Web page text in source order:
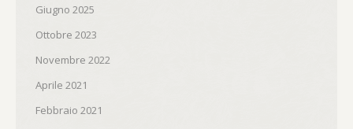
Giugno 2025
Ottobre 2023
Novembre 2022
Aprile 2021
Febbraio 2021